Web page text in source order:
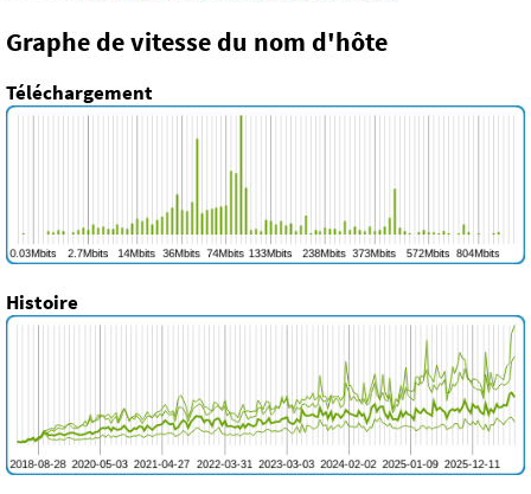
Graphe de vitesse du nom d'hôte
Téléchargement
Histoire